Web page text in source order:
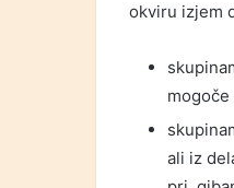
okviru izjem
ali iz